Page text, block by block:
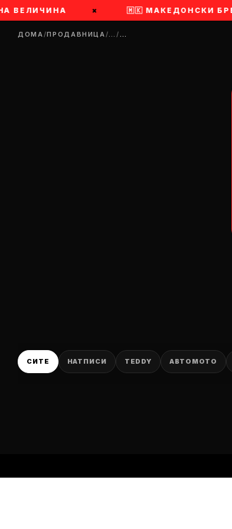
ВЕЛИЧИНА × 🇲🇰 МАКЕДОНСКИ
ДОМА/ПРОДАВНИЦА/…/…
СИТЕ НАТПИСИ TEDDY АВТОМОТО